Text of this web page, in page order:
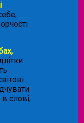
слові,